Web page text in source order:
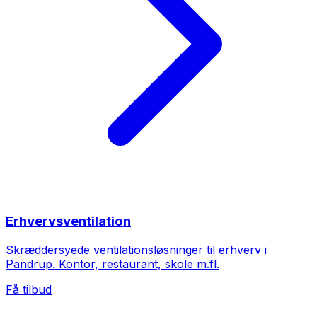
Erhvervsventilation
Skræddersyede ventilationsløsninger til erhverv i
Pandrup. Kontor, restaurant, skole m.fl.
Få tilbud